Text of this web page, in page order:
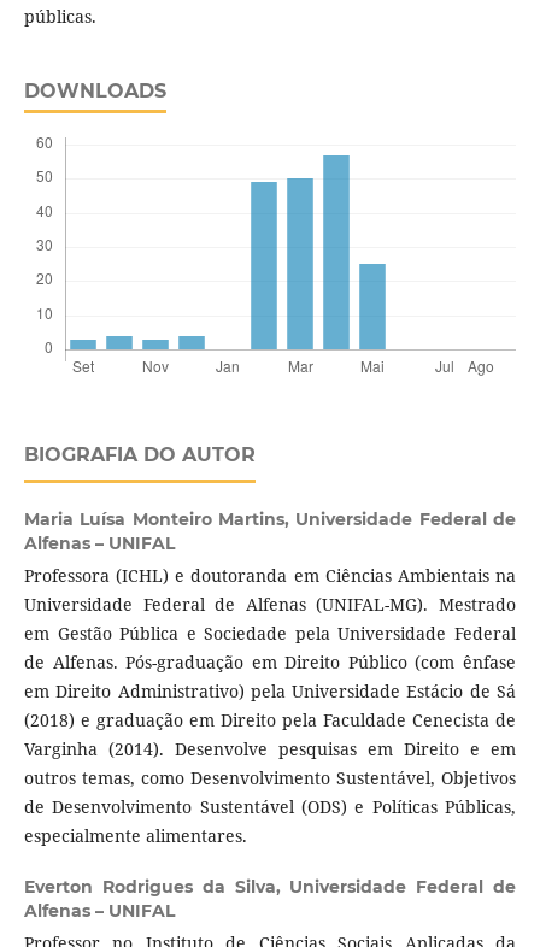
públicas.
DOWNLOADS
BIOGRAFIA DO AUTOR
Maria Luísa Monteiro Martins, Universidade Federal de
Alfenas – UNIFAL
Professora (ICHL) e doutoranda em Ciências Ambientais na
Universidade Federal de Alfenas (UNIFAL-MG). Mestrado
em Gestão Pública e Sociedade pela Universidade Federal
de Alfenas. Pós-graduação em Direito Público (com ênfase
em Direito Administrativo) pela Universidade Estácio de Sá
(2018) e graduação em Direito pela Faculdade Cenecista de
Varginha (2014). Desenvolve pesquisas em Direito e em
outros temas, como Desenvolvimento Sustentável, Objetivos
de Desenvolvimento Sustentável (ODS) e Políticas Públicas,
especialmente alimentares.
Everton Rodrigues da Silva, Universidade Federal de
Alfenas – UNIFAL